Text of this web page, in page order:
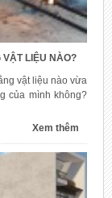
LIỆU NÀO?
vật liệu nào vừa
của mình không?
Xem thêm